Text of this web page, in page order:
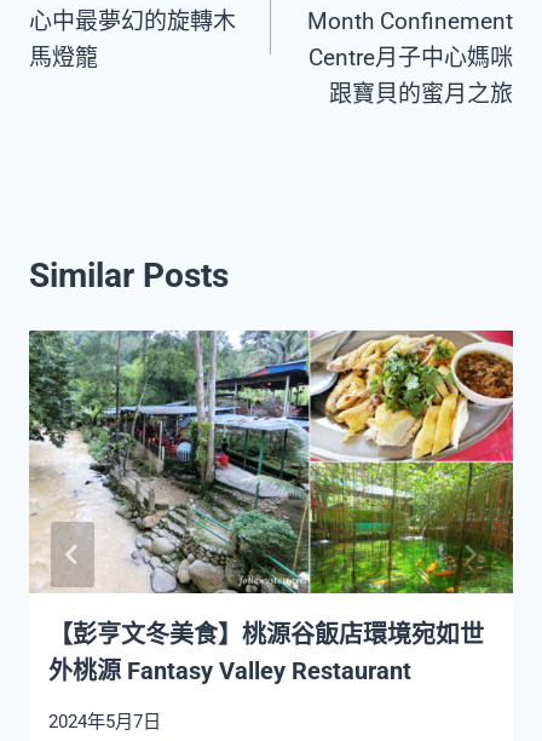
心中最夢幻的旋轉木
馬燈籠
Month Confinement
Centre月子中心媽咪
跟寶貝的蜜月之旅
Similar Posts
【彭亨文冬美食】桃源谷飯店環境宛如世
外桃源 Fantasy Valley Restaurant
2024年5月7日